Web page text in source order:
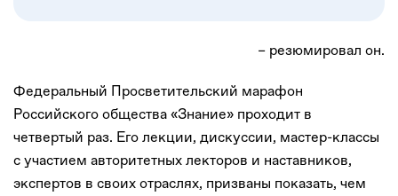
– резюмировал он.
Федеральный Просветительский марафон
Российского общества «Знание» проходит в
четвертый раз. Его лекции, дискуссии, мастер-классы
с участием авторитетных лекторов и наставников,
экспертов в своих отраслях, призваны показать, чем